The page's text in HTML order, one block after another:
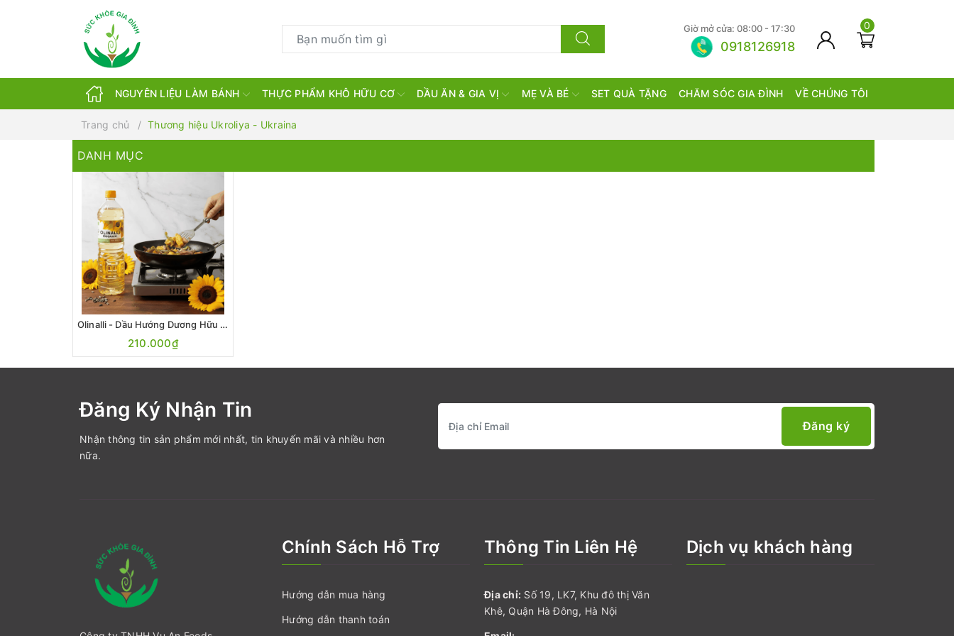
0
Giờ mở cửa: 08:00 - 17:30
0918126918
NGUYÊN LIỆU LÀM BÁNH THỰC PHẨM KHÔ HỮU CƠ DẦU ĂN & GIA VỊ MẸ VÀ BÉ SET QUÀ TẶNG CHĂM SÓC GIA ĐÌNH VỀ CHÚNG TÔI
Trang chủ Thương hiệu Ukroliya - Ukraina
DANH MỤC
Olinalli - Dầu Hướng Dương Hữu Cơ Ukroliya 1L
210.000₫
Đăng Ký Nhận Tin
Nhận thông tin sản phẩm mới nhất, tin khuyến mãi và nhiều hơn
nữa.
Đăng ký
Chính Sách Hỗ Trợ
Hướng dẫn mua hàng
Hướng dẫn thanh toán
Thông Tin Liên Hệ
Địa chỉ: Số 19, LK7, Khu đô thị Văn
Khê, Quận Hà Đông, Hà Nội
Dịch vụ khách hàng